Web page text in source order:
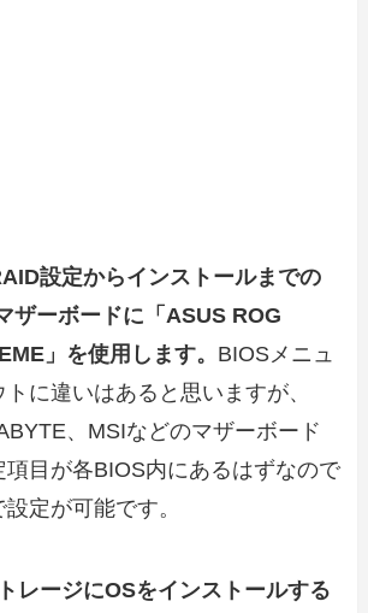
設定からインストールまでの
ザーボードに「ASUS ROG
」を使用します。 BIOSメニュ
に違いはあると思いますが、
、MSIなどのマザーボード
項目が各BIOS内にあるはずなので
定が可能です。
レージにOSをインストールする